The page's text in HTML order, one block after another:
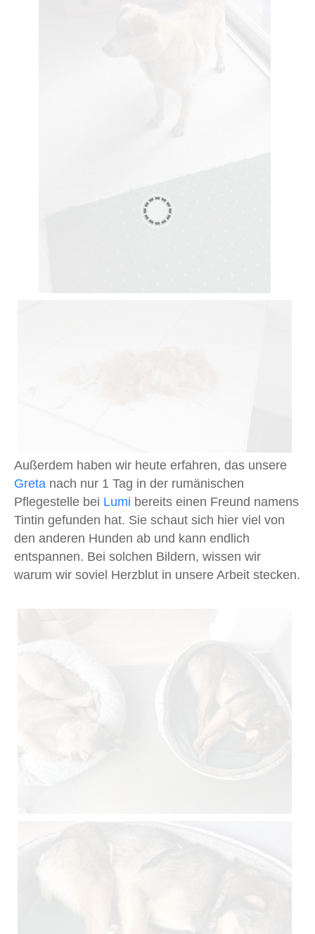
Außerdem haben wir heute erfahren, das unsere
Greta nach nur 1 Tag in der rumänischen
Pflegestelle bei Lumi bereits einen Freund namens
Tintin gefunden hat. Sie schaut sich hier viel von
den anderen Hunden ab und kann endlich
entspannen. Bei solchen Bildern, wissen wir
warum wir soviel Herzblut in unsere Arbeit stecken.